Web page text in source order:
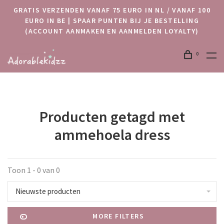
GRATIS VERZENDEN VANAF 75 EURO IN NL / VANAF 100
EURO IN BE | SPAAR PUNTEN BIJ JE BESTELLING
(ACCOUNT AANMAKEN EN AANMELDEN LOYALTY)
0
Producten getagd met
ammehoela dress
Toon 1 - 0 van 0
Nieuwste producten
MORE FILTERS